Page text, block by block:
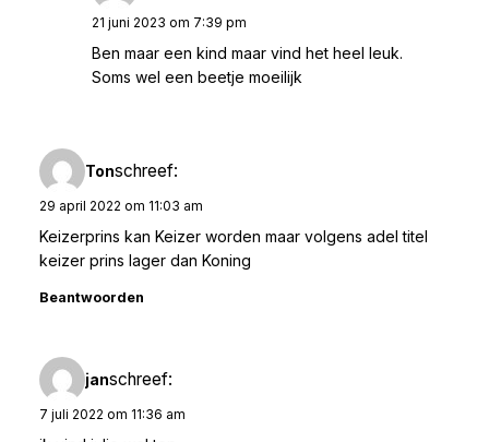
21 juni 2023 om 7:39 pm
Ben maar een kind maar vind het heel leuk.
Soms wel een beetje moeilijk
Tonschreef:
29 april 2022 om 11:03 am
Keizerprins kan Keizer worden maar volgens adel titel
keizer prins lager dan Koning
Beantwoorden
janschreef:
7 juli 2022 om 11:36 am